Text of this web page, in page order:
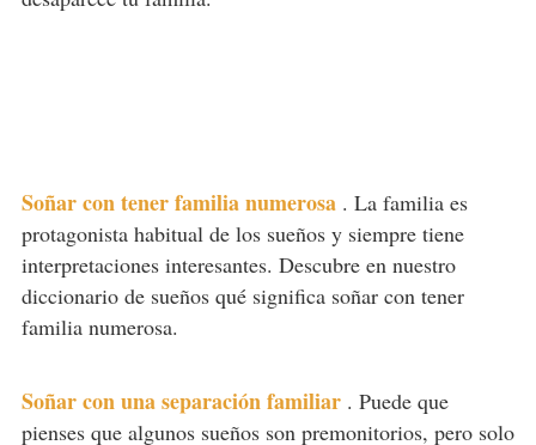
Soñar con tener familia numerosa . La familia es
protagonista habitual de los sueños y siempre tiene
interpretaciones interesantes. Descubre en nuestro
diccionario de sueños qué significa soñar con tener
familia numerosa.
Soñar con una separación familiar . Puede que
pienses que algunos sueños son premonitorios, pero solo